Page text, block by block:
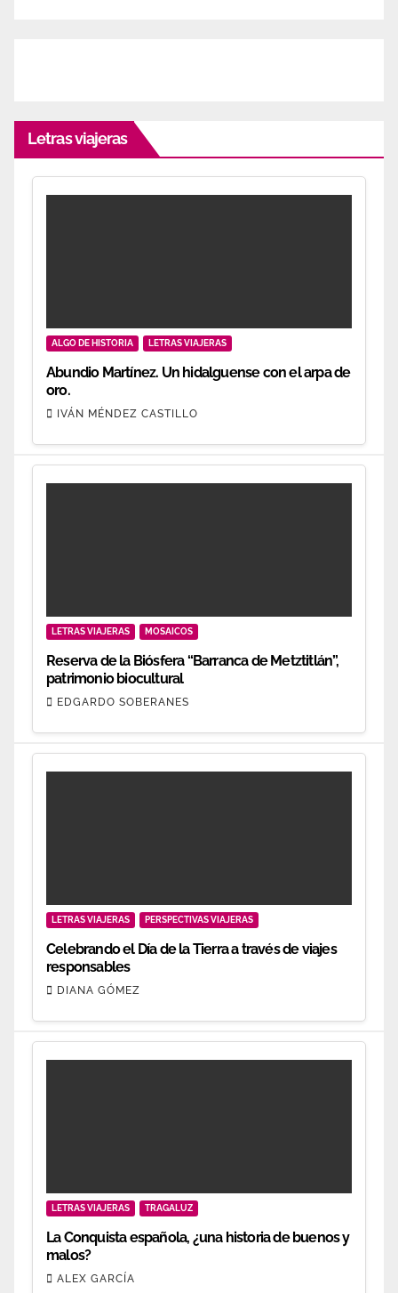
Letras viajeras
ALGO DE HISTORIA LETRAS VIAJERAS
Abundio Martínez. Un hidalguense con el arpa de
oro.
IVÁN MÉNDEZ CASTILLO
LETRAS VIAJERAS MOSAICOS
Reserva de la Biósfera “Barranca de Metztitlán”,
patrimonio biocultural
EDGARDO SOBERANES
LETRAS VIAJERAS PERSPECTIVAS VIAJERAS
Celebrando el Día de la Tierra a través de viajes
responsables
DIANA GÓMEZ
LETRAS VIAJERAS TRAGALUZ
La Conquista española, ¿una historia de buenos y
malos?
ALEX GARCÍA